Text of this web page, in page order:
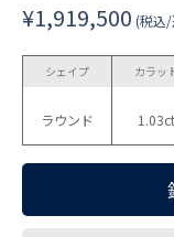
¥1,919,500 (税込
シェイプ
ラウンド
カラッ
1.03ct